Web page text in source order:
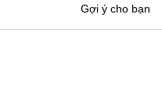
Gợi ý cho bạn